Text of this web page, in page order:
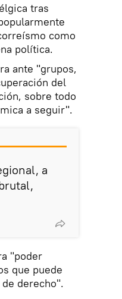
tras
como
política.
ante "grupos,
del
sobre todo
a seguir".
a
"poder
que puede
derecho".